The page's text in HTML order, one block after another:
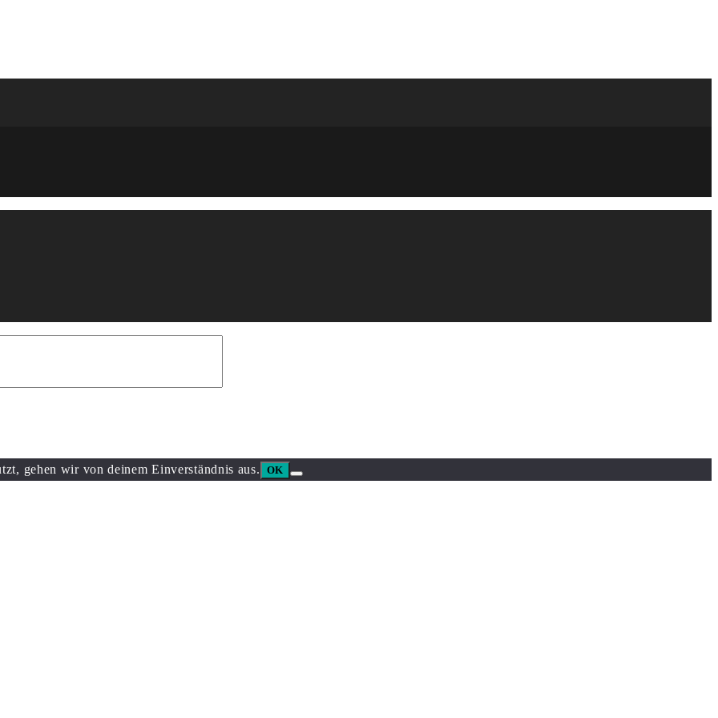
gehen wir von deinem Einverständnis aus. OK